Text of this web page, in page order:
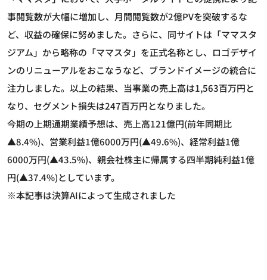
事閲覧数が大幅に増加し、月間閲覧数が2億PVを突破するな
ど、収益の確保に努めました。さらに、同サイトは「ママスタ
ジアム」から略称の「ママスタ」を正式名称とし、ロゴデザイ
ンのリニューアルをおこなうなど、ブランドイメージの統合に
注力しました。以上の結果、当事業の売上高は1,563百万円と
なり、セグメント損失は247百万円となりました。
今期の上期通期業績予想は、売上高121億円(前年同期比
▲8.4%)、営業利益1億6000万円(▲49.6%)、経常利益1億
6000万円(▲43.5%)、親会社株主に帰属する四半期純利益1億
円(▲37.4%)としています。
※本記事は決算AIによって生成されました